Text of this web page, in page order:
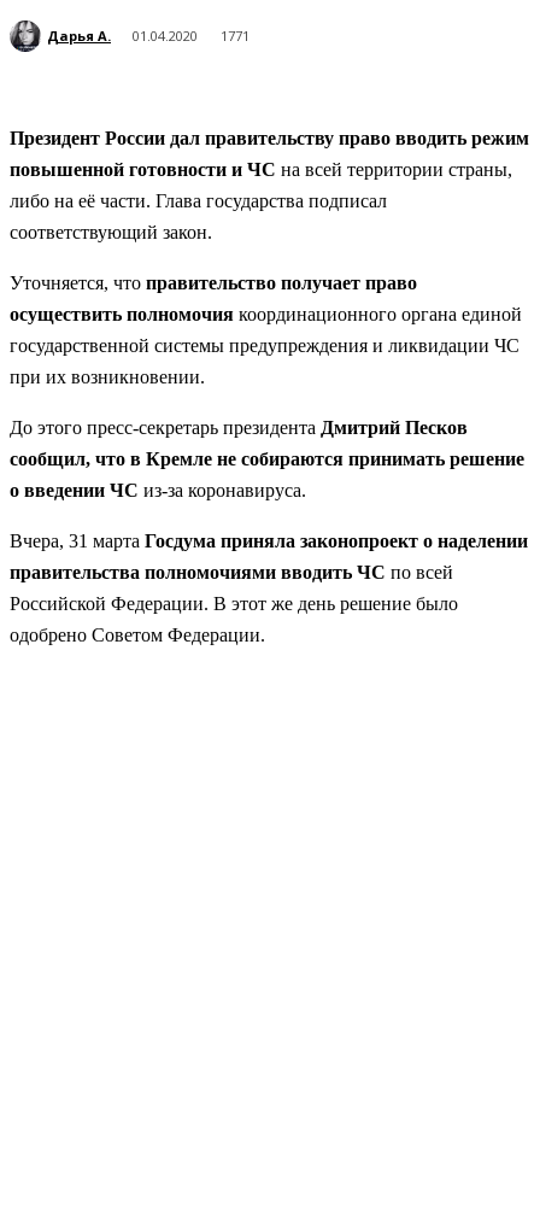
Дарья А. 01.04.2020 1771
Президент России дал правительству право вводить режим
повышенной готовности и ЧС на всей территории страны,
либо на её части. Глава государства подписал
соответствующий закон.
Уточняется, что правительство получает право
осуществить полномочия координационного органа единой
государственной системы предупреждения и ликвидации ЧС
при их возникновении.
До этого пресс-секретарь президента Дмитрий Песков
сообщил, что в Кремле не собираются принимать решение
о введении ЧС из-за коронавируса.
Вчера, 31 марта Госдума приняла законопроект о наделении
правительства полномочиями вводить ЧС по всей
Российской Федерации. В этот же день решение было
одобрено Советом Федерации.